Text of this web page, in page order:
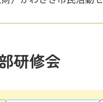
研修会